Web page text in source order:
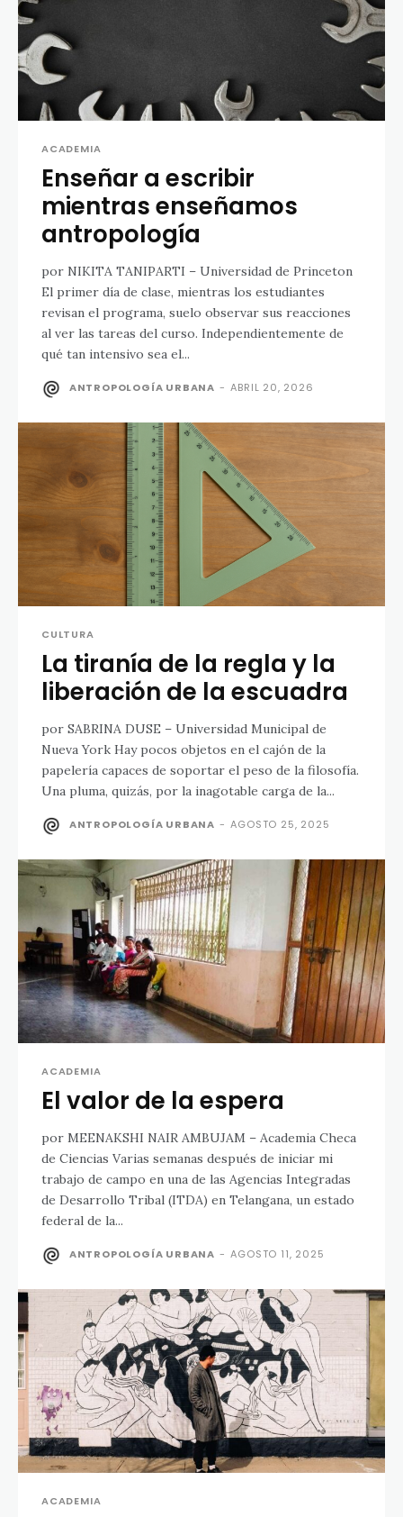
ACADEMIA
Enseñar a escribir
mientras enseñamos
antropología
por NIKITA TANIPARTI – Universidad de Princeton
El primer día de clase, mientras los estudiantes
revisan el programa, suelo observar sus reacciones
al ver las tareas del curso. Independientemente de
qué tan intensivo sea el...
ANTROPOLOGÍA URBANA - ABRIL 20, 2026
CULTURA
La tiranía de la regla y la
liberación de la escuadra
por SABRINA DUSE – Universidad Municipal de
Nueva York Hay pocos objetos en el cajón de la
papelería capaces de soportar el peso de la filosofía.
Una pluma, quizás, por la inagotable carga de la...
ANTROPOLOGÍA URBANA - AGOSTO 25, 2025
ACADEMIA
El valor de la espera
por MEENAKSHI NAIR AMBUJAM – Academia Checa
de Ciencias Varias semanas después de iniciar mi
trabajo de campo en una de las Agencias Integradas
de Desarrollo Tribal (ITDA) en Telangana, un estado
federal de la...
ANTROPOLOGÍA URBANA - AGOSTO 11, 2025
ACADEMIA